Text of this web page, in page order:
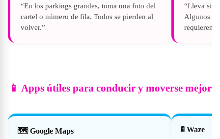
“En los parkings grandes, toma una foto del
cartel o número de fila. Todos se pierden al
volver.”
“Lleva
Algunos
requieren.”
📱 Apps útiles para conducir y moverse mejor
🗺️ Google Maps
🚦 Waze